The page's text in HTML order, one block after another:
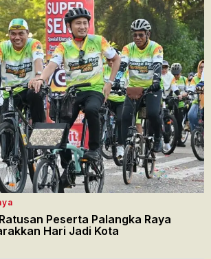
Peserta Palangka Raya
Hari Jadi Kota